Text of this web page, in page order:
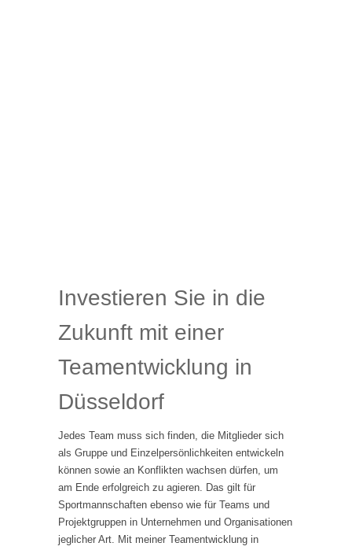
Investieren Sie in die
Zukunft mit einer
Teamentwicklung in
Düsseldorf
Jedes Team muss sich finden, die Mitglieder sich
als Gruppe und Einzelpersönlichkeiten entwickeln
können sowie an Konflikten wachsen dürfen, um
am Ende erfolgreich zu agieren. Das gilt für
Sportmannschaften ebenso wie für Teams und
Projektgruppen in Unternehmen und Organisationen
jeglicher Art. Mit meiner Teamentwicklung in